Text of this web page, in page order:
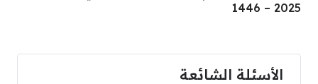
2025 – 1446
الأسئلة الشائعة